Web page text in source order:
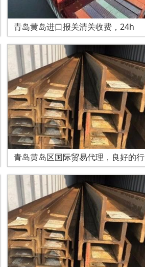
青岛黄岛进口报关清关收费，24h
青岛黄岛区国际贸易代理，良好的行